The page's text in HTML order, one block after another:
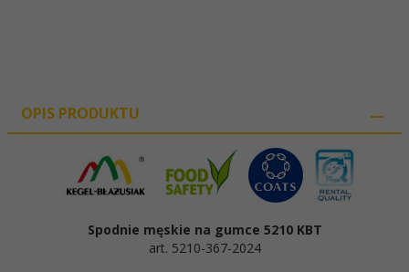
OPIS PRODUKTU
Spodnie męskie na gumce 5210 KBT
art. 5210-367-2024